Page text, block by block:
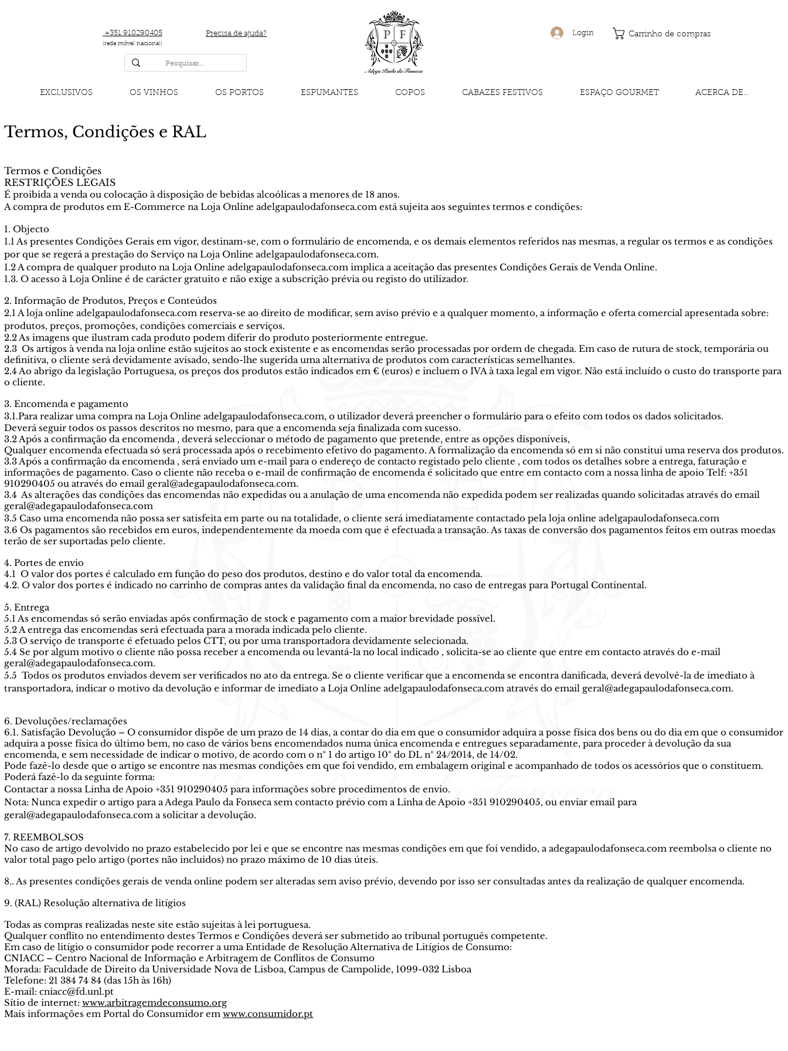
+351 910290405 Precisa de ajuda?
(rede móvel nacional)
Login Carrinho de compras
EXCLUSIVOS OS VINHOS OS PORTOS ESPUMANTES COPOS CABAZES FESTIVOS ESPAÇO GOURMET ACERCA DE...
Termos, Condições e RAL
Termos e Condições
RESTRIÇÕES LEGAIS
É proibida a venda ou colocação à disposição de bebidas alcoólicas a menores de 18 anos.
A compra de produtos em E-Commerce na Loja Online adelgapaulodafonseca.com está sujeita aos seguintes termos e condições:
1. Objecto
1.1 As presentes Condições Gerais em vigor, destinam-se, com o formulário de encomenda, e os demais elementos referidos nas mesmas, a regular os termos e as condições
por que se regerá a prestação do Serviço na Loja Online adelgapaulodafonseca.com.
1.2 A compra de qualquer produto na Loja Online adelgapaulodafonseca.com implica a aceitação das presentes Condições Gerais de Venda Online.
1.3. O acesso à Loja Online é de carácter gratuito e não exige a subscrição prévia ou registo do utilizador.
2. Informação de Produtos, Preços e Conteúdos
2.1 A loja online adelgapaulodafonseca.com reserva-se ao direito de modificar, sem aviso prévio e a qualquer momento, a informação e oferta comercial apresentada sobre:
produtos, preços, promoções, condições comerciais e serviços.
2.2 As imagens que ilustram cada produto podem diferir do produto posteriormente entregue.
2.3 Os artigos à venda na loja online estão sujeitos ao stock existente e as encomendas serão processadas por ordem de chegada. Em caso de rutura de stock, temporária ou
definitiva, o cliente será devidamente avisado, sendo-lhe sugerida uma alternativa de produtos com características semelhantes.
2.4 Ao abrigo da legislação Portuguesa, os preços dos produtos estão indicados em € (euros) e incluem o IVA à taxa legal em vigor. Não está incluído o custo do transporte para
o cliente.
3. Encomenda e pagamento
3.1.Para realizar uma compra na Loja Online adelgapaulodafonseca.com, o utilizador deverá preencher o formulário para o efeito com todos os dados solicitados.
Deverá seguir todos os passos descritos no mesmo, para que a encomenda seja finalizada com sucesso.
3.2 Após a confirmação da encomenda , deverá seleccionar o método de pagamento que pretende, entre as opções disponíveis,
Qualquer encomenda efectuada só será processada após o recebimento efetivo do pagamento. A formalização da encomenda só em si não constitui uma reserva dos produtos.
3.3 Após a confirmação da encomenda , será enviado um e-mail para o endereço de contacto registado pelo cliente , com todos os detalhes sobre a entrega, faturação e
informações de pagamento. Caso o cliente não receba o e-mail de confirmação de encomenda é solicitado que entre em contacto com a nossa linha de apoio Telf: +351
910290405 ou através do email geral@adegapaulodafonseca.com.
3.4 As alterações das condições das encomendas não expedidas ou a anulação de uma encomenda não expedida podem ser realizadas quando solicitadas através do email
geral@adegapaulodafonseca.com
3.5 Caso uma encomenda não possa ser satisfeita em parte ou na totalidade, o cliente será imediatamente contactado pela loja online adelgapaulodafonseca.com
3.6 Os pagamentos são recebidos em euros, independentemente da moeda com que é efectuada a transação. As taxas de conversão dos pagamentos feitos em outras moedas
terão de ser suportadas pelo cliente.
4. Portes de envio
4.1 O valor dos portes é calculado em função do peso dos produtos, destino e do valor total da encomenda.
4.2. O valor dos portes é indicado no carrinho de compras antes da validação final da encomenda, no caso de entregas para Portugal Continental.
5. Entrega
5.1 As encomendas só serão enviadas após confirmação de stock e pagamento com a maior brevidade possível.
5.2 A entrega das encomendas será efectuada para a morada indicada pelo cliente.
5.3 O serviço de transporte é efetuado pelos CTT, ou por uma transportadora devidamente selecionada.
5.4 Se por algum motivo o cliente não possa receber a encomenda ou levantá-la no local indicado , solicita-se ao cliente que entre em contacto através do e-mail
geral@adegapaulodafonseca.com.
5.5 Todos os produtos enviados devem ser verificados no ato da entrega. Se o cliente verificar que a encomenda se encontra danificada, deverá devolvê-la de imediato à
transportadora, indicar o motivo da devolução e informar de imediato a Loja Online adelgapaulodafonseca.com através do email geral@adegapaulodafonseca.com.
6. Devoluções/reclamações
6.1. Satisfação Devolução – O consumidor dispõe de um prazo de 14 dias, a contar do dia em que o consumidor adquira a posse física dos bens ou do dia em que o consumidor
adquira a posse física do último bem, no caso de vários bens encomendados numa única encomenda e entregues separadamente, para proceder à devolução da sua
encomenda, e sem necessidade de indicar o motivo, de acordo com o nº 1 do artigo 10º do DL nº 24/2014, de 14/02.
Pode fazê-lo desde que o artigo se encontre nas mesmas condições em que foi vendido, em embalagem original e acompanhado de todos os acessórios que o constituem.
Poderá fazê-lo da seguinte forma:
Contactar a nossa Linha de Apoio +351 910290405 para informações sobre procedimentos de envio.
Nota: Nunca expedir o artigo para a Adega Paulo da Fonseca sem contacto prévio com a Linha de Apoio +351 910290405, ou enviar email para
geral@adegapaulodafonseca.com a solicitar a devolução.
7. REEMBOLSOS
No caso de artigo devolvido no prazo estabelecido por lei e que se encontre nas mesmas condições em que foi vendido, a adegapaulodafonseca.com reembolsa o cliente no
valor total pago pelo artigo (portes não incluidos) no prazo máximo de 10 dias úteis.
8.. As presentes condições gerais de venda online podem ser alteradas sem aviso prévio, devendo por isso ser consultadas antes da realização de qualquer encomenda.
9. (RAL) Resolução alternativa de litígios
Todas as compras realizadas neste site estão sujeitas à lei portuguesa.
Qualquer conflito no entendimento destes Termos e Condições deverá ser submetido ao tribunal português competente.
Em caso de litígio o consumidor pode recorrer a uma Entidade de Resolução Alternativa de Litígios de Consumo:
CNIACC – Centro Nacional de Informação e Arbitragem de Conflitos de Consumo
Morada: Faculdade de Direito da Universidade Nova de Lisboa, Campus de Campolide, 1099-032 Lisboa
Telefone: 21 384 74 84 (das 15h às 16h)
E-mail: cniacc@fd.unl.pt
Sítio de internet: www.arbitragemdeconsumo.org
Mais informações em Portal do Consumidor em www.consumidor.pt